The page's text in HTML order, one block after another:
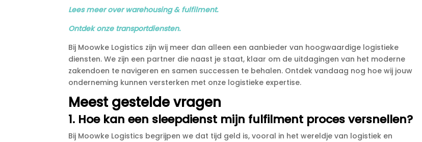
Lees meer over warehousing & fulfilment.​
Ontdek onze transportdiensten.​
Bij Moowke Logistics zijn wij meer dan alleen een aanbieder van hoogwaardige logistieke
diensten.​ We zijn een partner die naast je staat, klaar om de uitdagingen van het moderne
zakendoen te navigeren en samen successen te behalen.​ Ontdek vandaag nog hoe wij jouw
onderneming kunnen versterken met onze logistieke expertise.​
Meest gestelde vragen
1.​ Hoe kan een sleepdienst mijn fulfilment proces versnellen?
Bij Moowke Logistics begrijpen we dat tijd geld is, vooral in het wereldje van logistiek en